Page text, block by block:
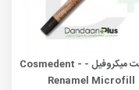
کامپوزیت میکروفیل - Cosmedent -
Renamel Microfill